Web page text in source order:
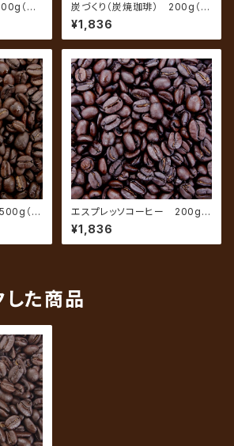
（約
炭づくり（炭焼珈琲） 200g（約
20杯分）
¥1,836
（約
エスプレッソコーヒー 200g
（約20杯分）
¥1,836
した商品